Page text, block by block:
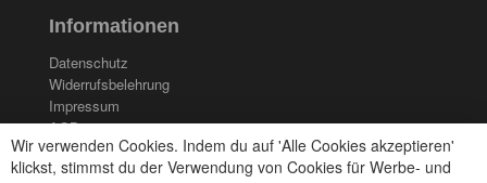
Wir verwenden Cookies. Indem du auf 'Alle Cookies akzeptieren'
klickst, stimmst du der Verwendung von Cookies für Werbe- und
Informationen
Datenschutz
Widerrufsbelehrung
Impressum
AGB
Kontakt
Cookies einstellungen